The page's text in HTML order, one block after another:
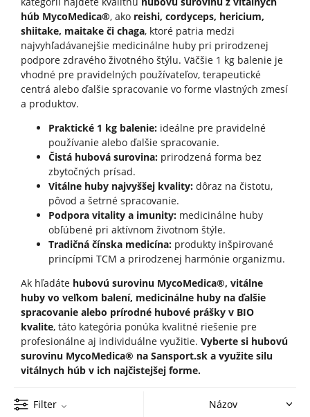
húb MycoMedica®, ako reishi, cordyceps, hericium,
shiitake, maitake či chaga, ktoré patria medzi
najvyhľadávanejšie medicinálne huby pri prirodzenej
podpore zdravého životného štýlu. Väčšie 1 kg balenie je
vhodné pre pravidelných používateľov, terapeutické
centrá alebo ďalšie spracovanie vo forme vlastných zmesí
a produktov.
Praktické 1 kg balenie:ideálne pre pravidelné
používanie alebo ďalšie spracovanie.
Čistá hubová surovina:prirodzená forma bez
zbytočných prísad.
Vitálne huby najvyššej kvality:dôraz na čistotu,
pôvod a šetrné spracovanie.
Podpora vitality a imunity:medicinálne huby
obľúbené pri aktívnom životnom štýle.
Tradičná čínska medicína:produkty inšpirované
princípmi TCM a prirodzenej harmónie organizmu.
Ak hľadáte hubovú surovinu MycoMedica®, vitálne
huby vo veľkom balení, medicinálne huby na ďalšie
spracovanie alebo prírodné hubové prášky v BIO
kvalite, táto kategória ponúka kvalitné riešenie pre
profesionálne aj individuálne využitie. Vyberte si hubovú
surovinu MycoMedica® na Sansport.sk a využite silu
vitálnych húb v ich najčistejšej forme.
Filter